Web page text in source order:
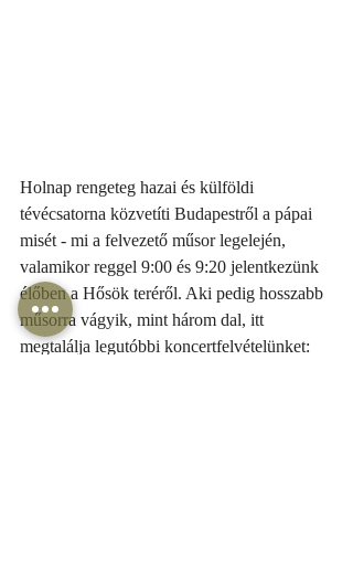
Holnap rengeteg hazai és külföldi
tévécsatorna közvetíti Budapestről a pápai
misét - mi a felvezető műsor legelején,
valamikor reggel 9:00 és 9:20 jelentkezünk
élőben a Hősök teréről. Aki pedig hosszabb
műsorra vágyik, mint három dal, itt
megtalálja legutóbbi koncertfelvételünket: